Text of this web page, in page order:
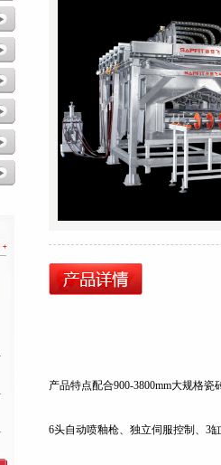
产品特点配合900-3800mm大规格
6头自动喷釉枪、独立伺服控制、3